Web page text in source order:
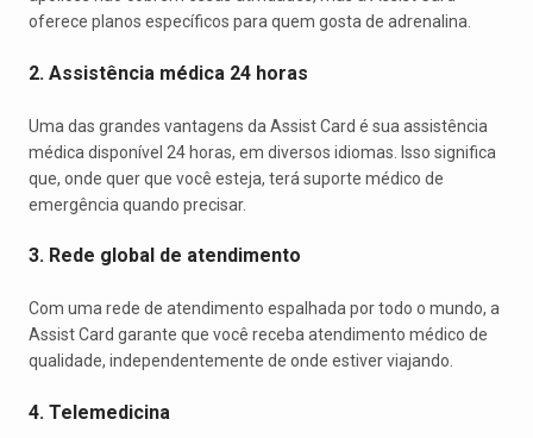
oferece planos específicos para quem gosta de adrenalina.
2. Assistência médica 24 horas
Uma das grandes vantagens da Assist Card é sua assistência
médica disponível 24 horas, em diversos idiomas. Isso significa
que, onde quer que você esteja, terá suporte médico de
emergência quando precisar.
3. Rede global de atendimento
Com uma rede de atendimento espalhada por todo o mundo, a
Assist Card garante que você receba atendimento médico de
qualidade, independentemente de onde estiver viajando.
4. Telemedicina